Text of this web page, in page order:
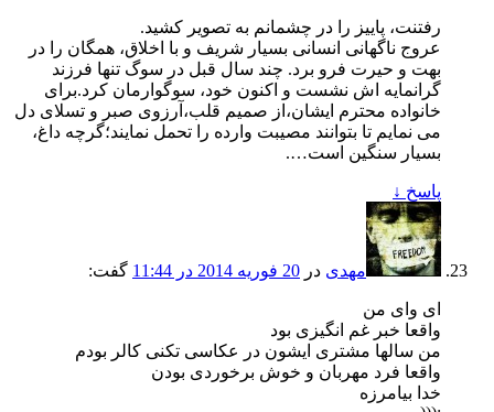
رفتنت، پاییز را در چشمانم به تصویر کشید.
عروج ناگهانی انسانی بسیار شریف و با اخلاق، همگان را در
بهت و حیرت فرو برد. چند سال قبل در سوگ تنها فرزند
گرانمایه اش نشست و اکنون خود، سوگوارمان کرد.برای
خانواده محترم ایشان،از صمیم قلب،آرزوی صبر و تسلای دل
می نمایم تا بتوانند مصیبت وارده را تحمل نمایند؛گرچه داغ،
بسیار سنگین است….
پاسخ ↓
مهدی در 20 فوریه 2014 در 11:44 گفت:
ای وای من
واقعا خبر غم انگیزی بود
من سالها مشتری ایشون در عکاسی تکنی کالر بودم
واقعا فرد مهربان و خوش برخوردی بودن
خدا بیامرزه